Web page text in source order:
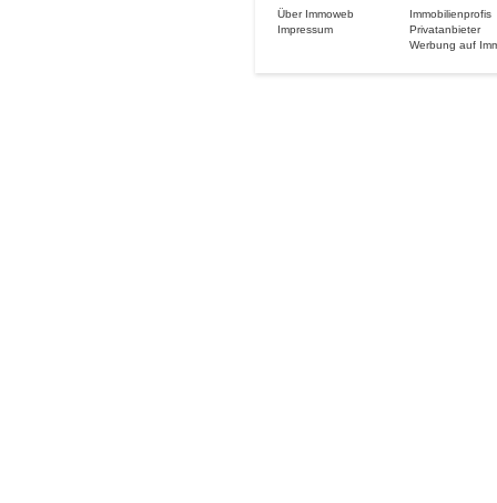
Über Immoweb
Impressum
Immobilienprofis
Privatanbieter
Werbung auf